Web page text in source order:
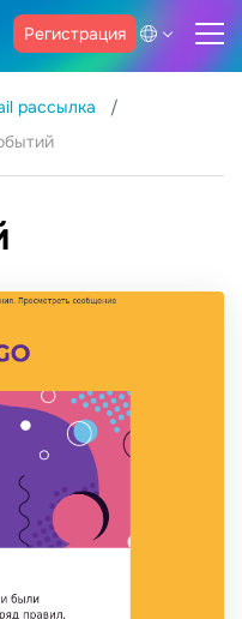
Регистрация
рассылка